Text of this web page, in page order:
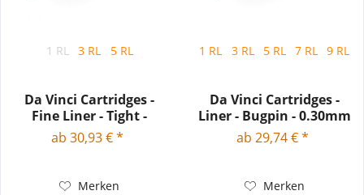
1 RL 3 RL 5 RL
Da Vinci Cartridges -
Fine Liner - Tight -
0.25mm
ab 30,93 € *
Merken
1 RL 3 RL 5 RL 7 RL 9 RL
Da Vinci Cartridges -
Liner - Bugpin - 0.30mm
ab 29,74 € *
Merken